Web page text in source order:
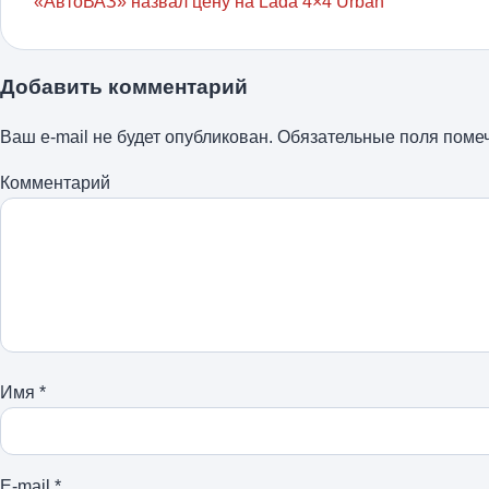
Добавить комментарий
Ваш e-mail не будет опубликован. Обязательные поля
Комментарий
Имя *